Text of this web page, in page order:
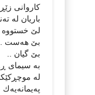
كاروانی
باریان له‌
لێ خستووه‌ ..
بێ هه‌‌ست ..
بێ گیان ..
به‌ سیمای
له‌
په‌یمانه‌یه‌ك